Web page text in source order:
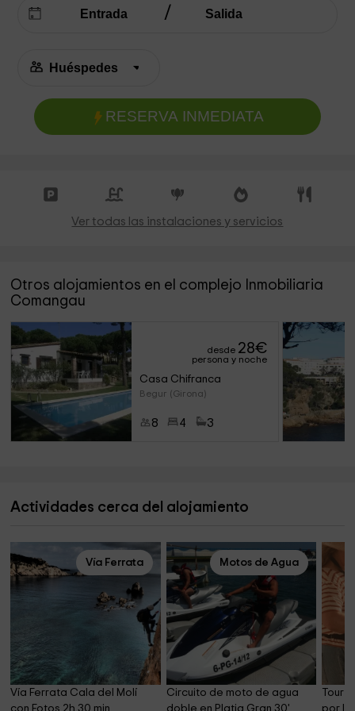
RESERVA INMEDIATA
Ver todas las instalaciones y servicios
Otros alojamientos en el complejo Inmobiliaria
Comangau
desde 28€
persona y noche
Casa Chifranca
Begur (Girona)
8 4 3
Actividades cerca del alojamiento
Vía Ferrata
Vía Ferrata Cala del Molí
con Fotos 2h 30 min
Motos de Agua
Circuito de moto de agua
doble en Platja Gran 30'
Tour
por